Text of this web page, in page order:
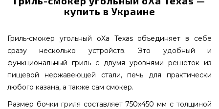
купить в Украине
Гриль-смокер угольный oXa Texas объединяет в себе
сразу несколько устройств. Это удобный и
функциональный гриль с двумя уровнями решеток из
пищевой нержавеющей стали, печь для практически
любого казана, а также сам смокер.
Размер бочки гриля составляет 750х450 мм с толщиной